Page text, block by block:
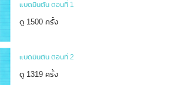
แบดมินตัน ตอนที่ 1
ดู 1500 ครั้ง
แบดมินตัน ตอนที่ 2
ดู 1319 ครั้ง